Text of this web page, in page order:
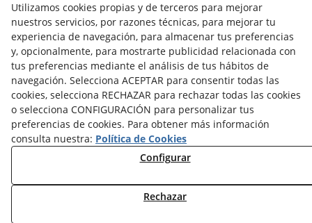
08110 Montcada i Reixac (Barcelona)
935 829 999
engrunes@engrunes.org
Utilizamos cookies propias y de terceros para mejorar
nuestros servicios, por razones técnicas, para mejorar tu
experiencia de navegación, para almacenar tus preferencias
y, opcionalmente, para mostrarte publicidad relacionada con
tus preferencias mediante el análisis de tus hábitos de
navegación. Selecciona ACEPTAR para consentir todas las
cookies, selecciona RECHAZAR para rechazar todas las cookies
o selecciona CONFIGURACIÓN para personalizar tus
preferencias de cookies. Para obtener más información
consulta nuestra: Política de Cookies
Configurar
Rechazar